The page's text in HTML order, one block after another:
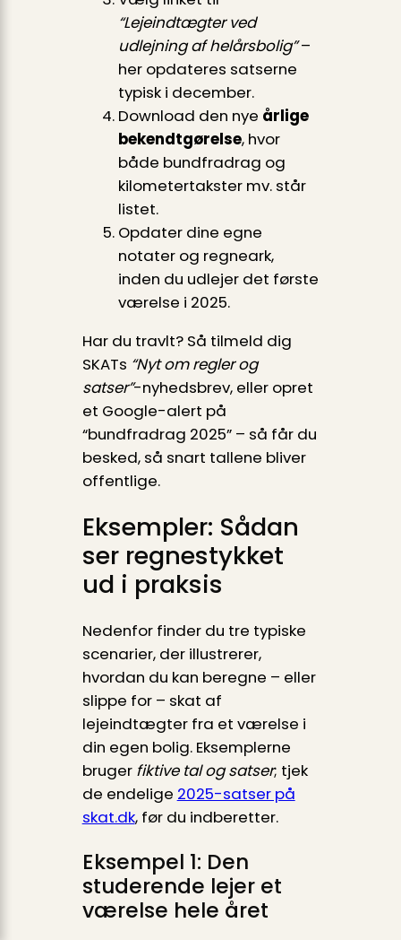
“Lejeindtægter ved
udlejning af helårsbolig”–
her opdateres satserne
typisk i december.
Download den nye årlige
bekendt­gørelse, hvor
både bundfradrag og
kilometertakster mv. står
listet.
Opdater dine egne
notater og regneark,
inden du udlejer det første
værelse i 2025.
Har du travlt? Så tilmeld dig
SKATs “Nyt om regler og
satser”-nyhedsbrev, eller opret
et Google-alert på
“bundfradrag 2025” – så får du
besked, så snart tallene bliver
offentlige.
Eksempler: Sådan
ser regnestykket
ud i praksis
Nedenfor finder du tre typiske
scenarier, der illustrerer,
hvordan du kan beregne – eller
slippe for – skat af
lejeindtægter fra et værelse i
din egen bolig. Eksemplerne
bruger fiktive tal og satser; tjek
de endelige 2025-satser på
skat.dk, før du indberetter.
Eksempel 1: Den
studerende lejer et
værelse hele året